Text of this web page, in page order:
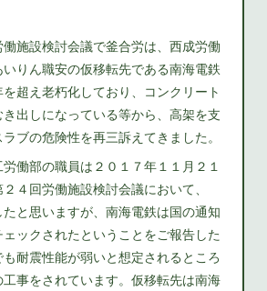
施設検討会議で釜合労は、西成労働
りん職安の仮移転先である南海電鉄
超え老朽化しており、コンクリート
出しになっている等から、高架を支
ブの危険性を再三訴えてきました。
働部の職員は２０１７年１１月２１
４回労働施設検討会議において、
たと思いますが、南海電鉄は国の通知
ックされたということをご報告した
耐震性能が弱いと想定されるところ
事をされています。仮移転先は南海